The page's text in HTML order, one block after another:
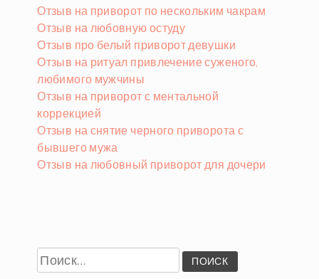
Отзыв на приворот по нескольким чакрам
Отзыв на любовную остуду
Отзыв про белый приворот девушки
Отзыв на ритуал привлечение суженого,
любимого мужчины
Отзыв на приворот с ментальной
коррекцией
Отзыв на снятие черного приворота с
бывшего мужа
Отзыв на любовный приворот для дочери
Найти: